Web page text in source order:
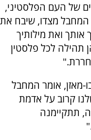
של העם הפלסטיני,
מצדו, שיבח את
אותך ואת מילותיך
הן תהילה לכל פלסטין
מאזן, אומר המחבל
קרוב על אדמת
תתקיימנה